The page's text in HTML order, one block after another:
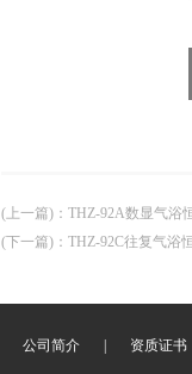
(上一篇) ： THZ-92A数显气浴
(下一篇) ： THZ-92C往复气浴
公司简介 资质证书